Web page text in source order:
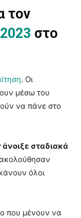
τον
στο
. Οι
μέσω του
να πάνε στο
σταδιακά
όλοι
που μένουν να